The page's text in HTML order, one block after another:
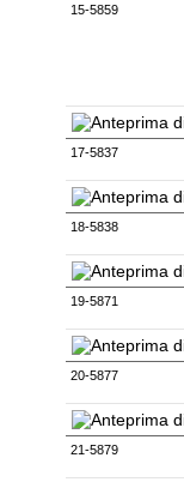
15-5859
17-5837
18-5838
19-5871
20-5877
21-5879